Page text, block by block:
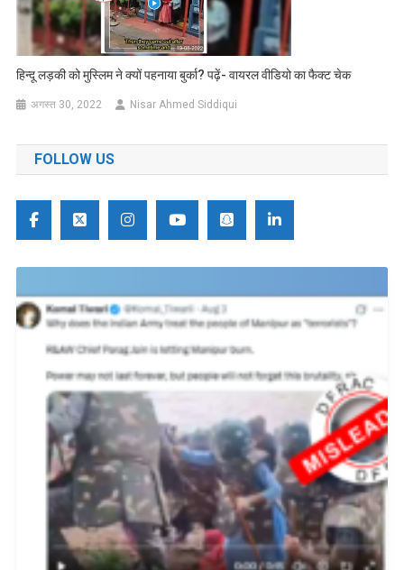
हिन्दू लड़की को मुस्लिम ने क्यों पहनाया बुर्का? पढ़ें- वायरल वीडियो का फैक्ट चेक
अगस्त 30, 2022 Nisar Ahmed Siddiqui
FOLLOW US